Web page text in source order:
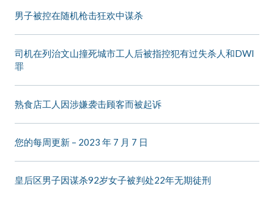
男子被控在随机枪击狂欢中谋杀
司机在列治文山撞死城市工人后被指控犯有过失杀人和DWI
罪
熟食店工人因涉嫌袭击顾客而被起诉
您的每周更新 – 2023 年 7 月 7 日
皇后区男子因谋杀92岁女子被判处22年无期徒刑